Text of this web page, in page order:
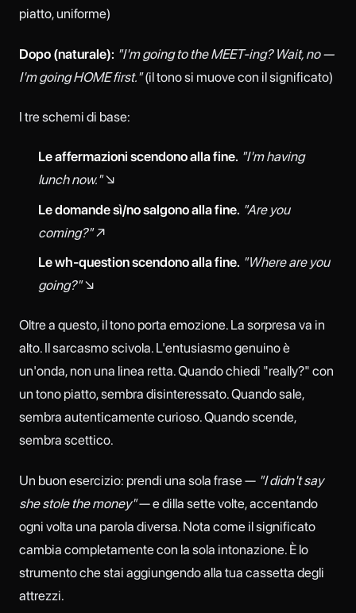
piatto, uniforme)
Dopo (naturale): "I'm going to the MEET-ing? Wait, no —
I'm going HOME first."(il tono si muove con il significato)
I tre schemi di base:
Le affermazioni scendono alla fine. "I'm having
lunch now."↘
Le domande sì/no salgono alla fine. "Are you
coming?"↗
Le wh-question scendono alla fine. "Where are you
going?"↘
Oltre a questo, il tono porta emozione. La sorpresa va in
alto. Il sarcasmo scivola. L'entusiasmo genuino è
un'onda, non una linea retta. Quando chiedi "really?" con
un tono piatto, sembra disinteressato. Quando sale,
sembra autenticamente curioso. Quando scende,
sembra scettico.
Un buon esercizio: prendi una sola frase — "I didn't say
she stole the money"— e dilla sette volte, accentando
ogni volta una parola diversa. Nota come il significato
cambia completamente con la sola intonazione. È lo
strumento che stai aggiungendo alla tua cassetta degli
attrezzi.